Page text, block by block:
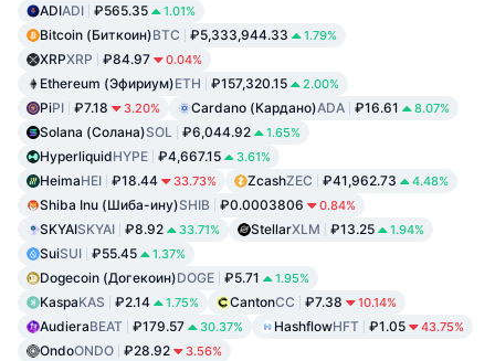
ADIADI ₽565.35 1.01%
Bitcoin (Биткоин)BTC ₽5,333,944.33 1.79%
XRPXRP ₽84.97 0.04%
Ethereum (Эфириум)ETH ₽157,320.15 2.00%
PiPI ₽7.18 3.20% Cardano (Кардано)ADA ₽16.61 8.07%
Solana (Солана)SOL ₽6,044.92 1.65%
HyperliquidHYPE ₽4,667.15 3.61%
HeimaHEI ₽18.44 33.73% ZcashZEC ₽41,962.73 4.48%
Shiba Inu (Шиба-ину)SHIB ₽0.0003806 0.84%
SKYAISKYAI ₽8.92 33.71% StellarXLM ₽13.25 1.94%
SuiSUI ₽55.45 1.37%
Dogecoin (Догекоин)DOGE ₽5.71 1.95%
KaspaKAS ₽2.14 1.75% CantonCC ₽7.38 10.14%
AudieraBEAT ₽179.57 30.37% HashflowHFT ₽1.05 43.75%
OndoONDO ₽28.92 3.56%